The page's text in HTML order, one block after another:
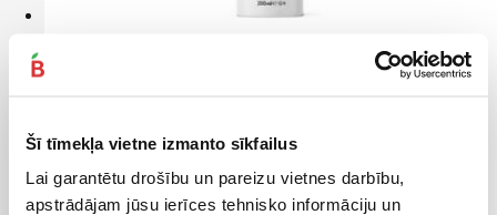
Šī tīmekļa vietne izmanto sīkfailus
Lai garantētu drošību un pareizu vietnes darbību,
apstrādājam jūsu ierīces tehnisko informāciju un
Pievienot